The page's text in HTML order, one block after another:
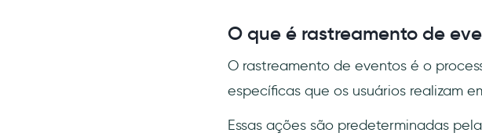
O que é rastreamento de
O rastreamento de eventos é o
específicas que os usuários realizam
Essas ações são predeterminadas